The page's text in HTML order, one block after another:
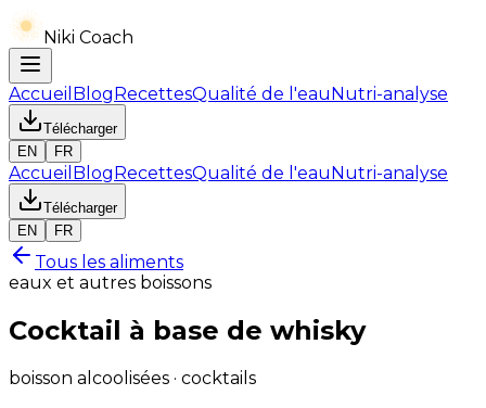
Niki Coach
Accueil BlogRecettesQualité de l'eauNutri-analyse
Télécharger
EN
FR
Accueil BlogRecettesQualité de l'eauNutri-analyse
Télécharger
EN
FR
Tous les aliments
eaux et autres boissons
Cocktail à base de whisky
boisson alcoolisées · cocktails